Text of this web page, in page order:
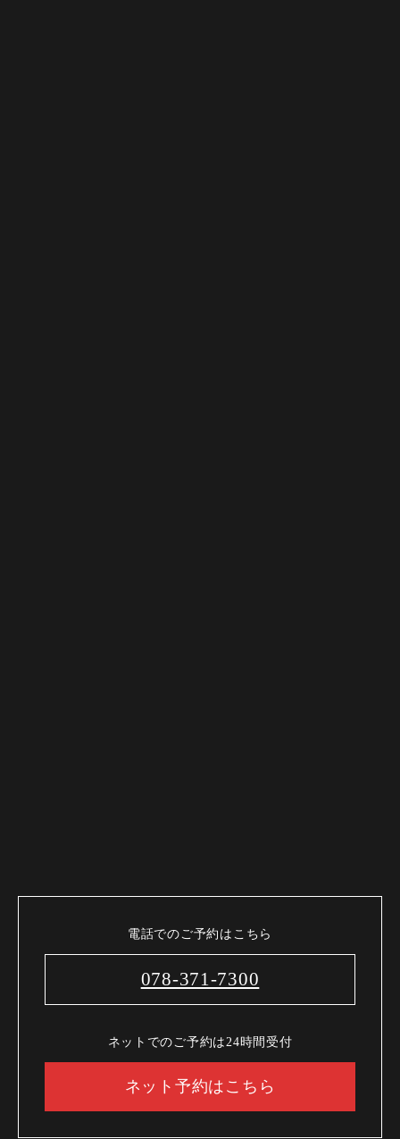
電話でのご予約はこちら
078-371-7300
ネットでのご予約は24時間受付
ネット予約はこちら